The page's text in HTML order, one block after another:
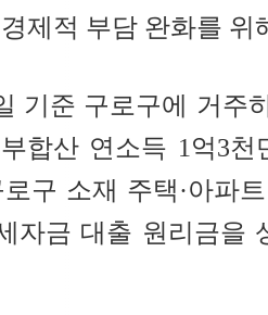
제적 부담 완화를 위
기준 구로구에 거주
합산 연소득 1억3
구 소재 주택·아파
자금 대출 원리금을